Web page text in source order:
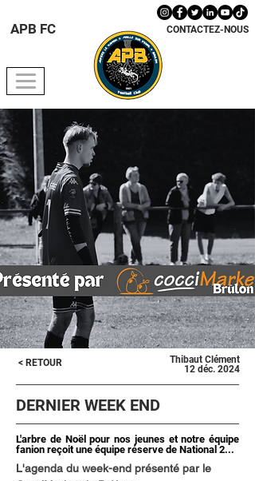
CONTACTEZ-NOUS
APB FC
< RETOUR
Thibaut Clément
12 déc. 2024
DERNIER WEEK END
L'arbre de Noël pour nos jeunes et notre équipe
fanion reçoit une équipe réserve de National 2...
L'agenda du week-end présenté par le